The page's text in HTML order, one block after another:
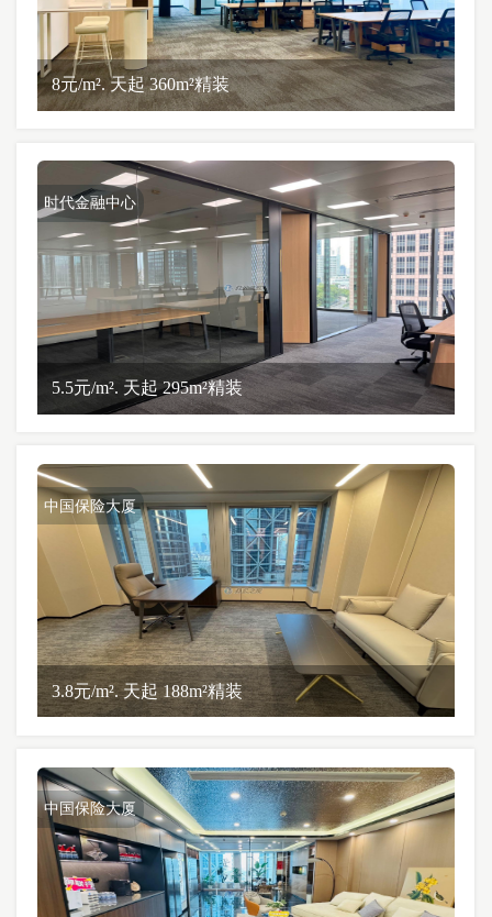
8元/m². 天起 360m²精装
时代金融中心
5.5元/m². 天起 295m²精装
中国保险大厦
3.8元/m². 天起 188m²精装
中国保险大厦